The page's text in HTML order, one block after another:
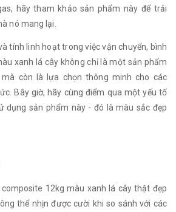
hãy tham khảo sản phẩm này để trải
nó mang lại.
tính linh hoạt trong việc vận chuyển, bình
xanh lá cây không chỉ là một sản phẩm
còn là lựa chọn thông minh cho các
Bây giờ, hãy cùng điểm qua một yếu tố
dụng sản phẩm này - đó là màu sắc đẹp
12kg màu xanh lá cây thật đẹp
thể nhịn được cười khi so sánh với các